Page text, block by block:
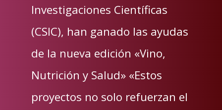
Investigaciones Científicas
(CSIC), han ganado las ayudas
de la nueva edición «Vino,
Nutrición y Salud» «Estos
proyectos no solo refuerzan el